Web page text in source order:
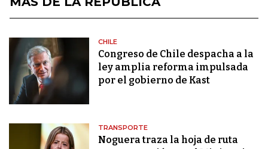
CHILE
Congreso de Chile despacha a la
ley amplia reforma impulsada
por el gobierno de Kast
TRANSPORTE
Noguera traza la hoja de ruta